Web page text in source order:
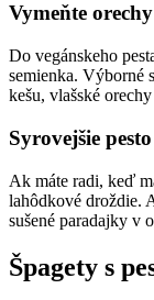
Vymeňte orechy
Do vegánskeho
semienka. Výborné
kešu, vlašské
Syrovejšie pesto
Ak máte radi, keď
lahôdkové droždie.
sušené paradajky v
Špagety s